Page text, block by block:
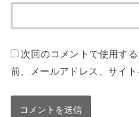
次回のコメントで使用す
前、メールアドレス、サイト